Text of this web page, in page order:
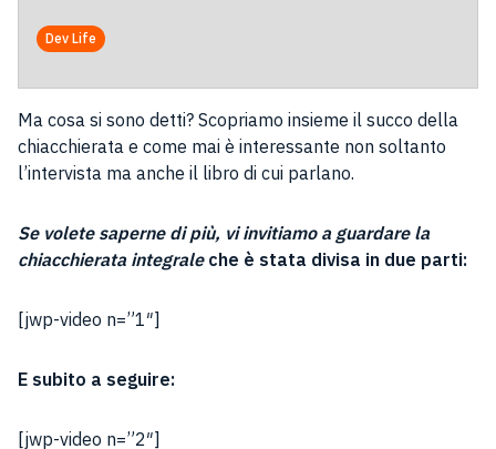
Dev Life
Ma cosa si sono detti? Scopriamo insieme il succo della
chiacchierata e come mai è interessante non soltanto
l’intervista ma anche il libro di cui parlano.
Se volete saperne di più, vi invitiamo a guardare la
chiacchierata integrale che è stata divisa in due parti:
[jwp-video n=”1″]
E subito a seguire:
[jwp-video n=”2″]